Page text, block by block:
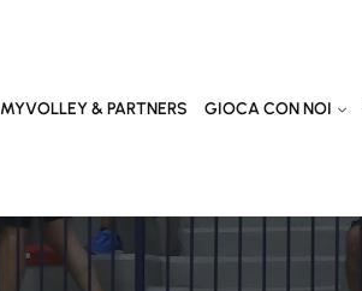
MYVOLLEY & PARTNERS GIOCA CON NOI